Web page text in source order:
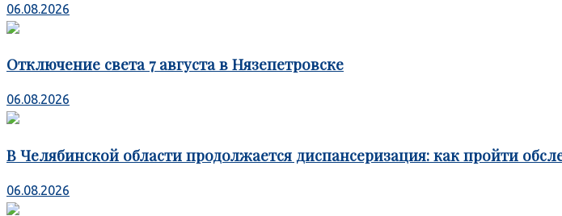
06.08.2026
Отключение света 7 августа в Нязепетровске
06.08.2026
В Челябинской области продолжается диспансеризация: как пройти
06.08.2026